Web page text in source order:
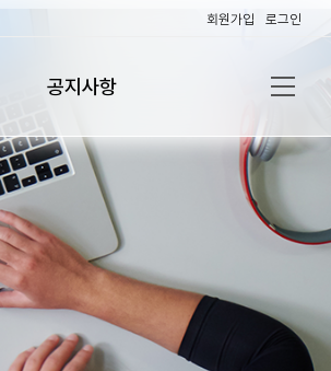
회원가입 로그인
공지사항